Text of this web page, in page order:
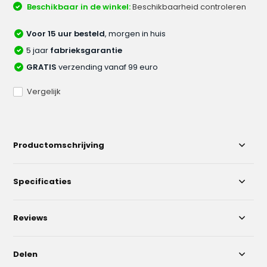
Beschikbaar in de winkel:Beschikbaarheid controleren
Voor 15 uur besteld, morgen in huis
5 jaar fabrieksgarantie
GRATIS verzending vanaf 99 euro
Vergelijk
Productomschrijving
Specificaties
Reviews
Delen